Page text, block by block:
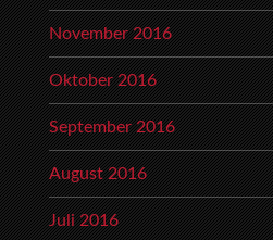
November 2016
Oktober 2016
September 2016
August 2016
Juli 2016